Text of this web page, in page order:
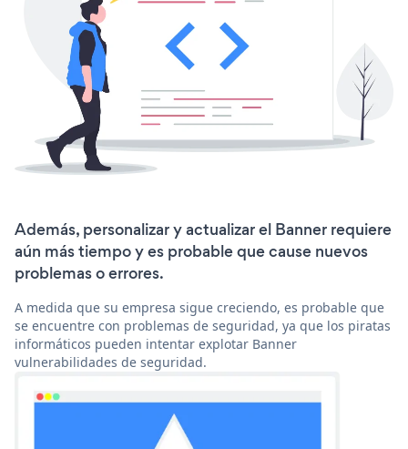
Además, personalizar y actualizar el Banner requiere
aún más tiempo y es probable que cause nuevos
problemas o errores.
A medida que su empresa sigue creciendo, es probable que
se encuentre con problemas de seguridad, ya que los piratas
informáticos pueden intentar explotar Banner
vulnerabilidades de seguridad.